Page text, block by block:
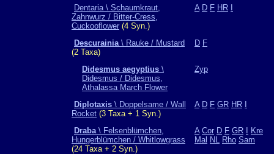
Dentaria \ Schaumkraut,
Zahnwurz / Bitter-Cress,
Cuckooflower (4 Syn.)
A D F HR
Descurainia\ Rauke / Mustard
(2 Taxa)
D F
Didesmus aegyptius \
Didesmus / Didesmus,
Athalassa March Flower
Zyp
Diplotaxis \ Doppelsame / Wall
Rocket (3 Taxa + 1 Syn.)
A D F GR HR
Draba\ Felsenblümchen,
Hungerblümchen / Whitlowgrass
(24 Taxa + 2 Syn.)
A Cor D F GR
Kre
Mal NL Rho Sam